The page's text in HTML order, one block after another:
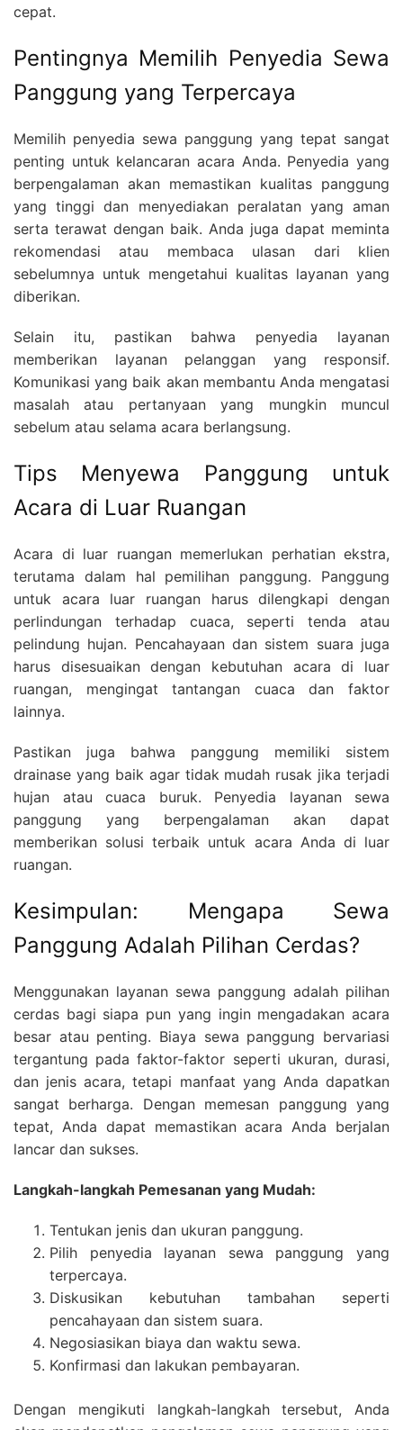
cepat.
Pentingnya Memilih Penyedia Sewa
Panggung yang Terpercaya
Memilih penyedia sewa panggung yang tepat sangat
penting untuk kelancaran acara Anda. Penyedia yang
berpengalaman akan memastikan kualitas panggung
yang tinggi dan menyediakan peralatan yang aman
serta terawat dengan baik. Anda juga dapat meminta
rekomendasi atau membaca ulasan dari klien
sebelumnya untuk mengetahui kualitas layanan yang
diberikan.
Selain itu, pastikan bahwa penyedia layanan
memberikan layanan pelanggan yang responsif.
Komunikasi yang baik akan membantu Anda mengatasi
masalah atau pertanyaan yang mungkin muncul
sebelum atau selama acara berlangsung.
Tips Menyewa Panggung untuk
Acara di Luar Ruangan
Acara di luar ruangan memerlukan perhatian ekstra,
terutama dalam hal pemilihan panggung. Panggung
untuk acara luar ruangan harus dilengkapi dengan
perlindungan terhadap cuaca, seperti tenda atau
pelindung hujan. Pencahayaan dan sistem suara juga
harus disesuaikan dengan kebutuhan acara di luar
ruangan, mengingat tantangan cuaca dan faktor
lainnya.
Pastikan juga bahwa panggung memiliki sistem
drainase yang baik agar tidak mudah rusak jika terjadi
hujan atau cuaca buruk. Penyedia layanan sewa
panggung yang berpengalaman akan dapat
memberikan solusi terbaik untuk acara Anda di luar
ruangan.
Kesimpulan: Mengapa Sewa
Panggung Adalah Pilihan Cerdas?
Menggunakan layanan sewa panggung adalah pilihan
cerdas bagi siapa pun yang ingin mengadakan acara
besar atau penting. Biaya sewa panggung bervariasi
tergantung pada faktor-faktor seperti ukuran, durasi,
dan jenis acara, tetapi manfaat yang Anda dapatkan
sangat berharga. Dengan memesan panggung yang
tepat, Anda dapat memastikan acara Anda berjalan
lancar dan sukses.
Langkah-langkah Pemesanan yang Mudah:
Tentukan jenis dan ukuran panggung.
Pilih penyedia layanan sewa panggung yang
terpercaya.
Diskusikan kebutuhan tambahan seperti
pencahayaan dan sistem suara.
Negosiasikan biaya dan waktu sewa.
Konfirmasi dan lakukan pembayaran.
Dengan mengikuti langkah-langkah tersebut, Anda